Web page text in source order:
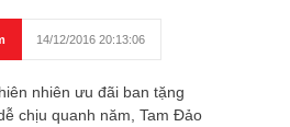
14/12/2016 20:13:06
nhiên ưu đãi ban tặng
chịu quanh năm, Tam Đảo